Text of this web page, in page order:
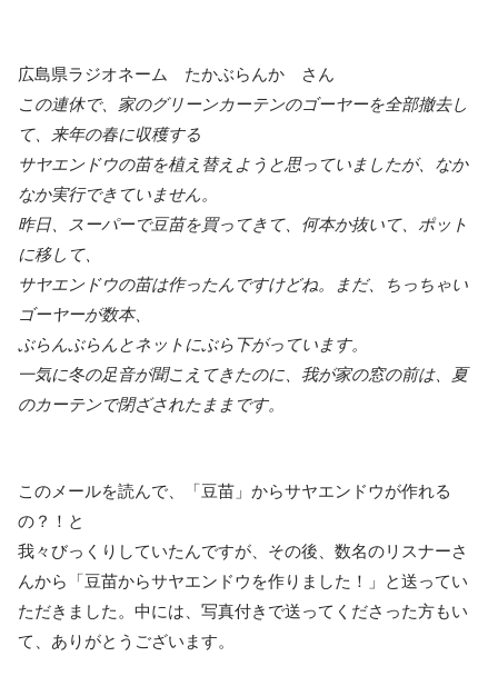
広島県ラジオネーム たかぶらんか さん
この連休で、家のグリーンカーテンのゴーヤーを全部撤去し
て、来年の春に収穫する
サヤエンドウの苗を植え替えようと思っていましたが、なか
なか実行できていません。
昨日、スーパーで豆苗を買ってきて、何本か抜いて、ポット
に移して、
サヤエンドウの苗は作ったんですけどね。まだ、ちっちゃい
ゴーヤーが数本、
ぶらんぶらんとネットにぶら下がっています。
一気に冬の足音が聞こえてきたのに、我が家の窓の前は、夏
のカーテンで閉ざされたままです。
このメールを読んで、「豆苗」からサヤエンドウが作れる
の？！と
我々びっくりしていたんですが、その後、数名のリスナーさ
んから「豆苗からサヤエンドウを作りました！」と送ってい
ただきました。中には、写真付きで送ってくださった方もい
て、ありがとうございます。